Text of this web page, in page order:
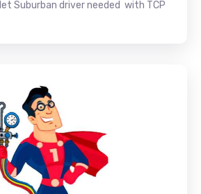
Suburban driver needed with TCP